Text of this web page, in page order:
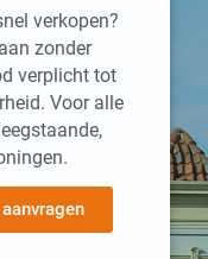
verkopen?
zonder
verplicht tot
Voor alle